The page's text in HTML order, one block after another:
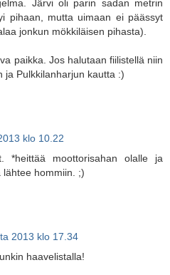
Järvi oli parin sadan metrin
pihaan, mutta uimaan ei päässyt
jonkun mökkiläisen pihasta).
paikka. Jos halutaan fiilistellä niin
ja Pulkkilanharjun kautta :)
klo 10.22
*heittää moottorisahan olalle ja
lähtee hommiin. ;)
2013 klo 17.34
haavelistalla!